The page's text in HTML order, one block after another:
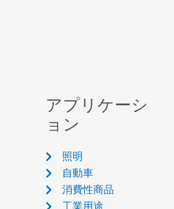
アプリケーシ
ョン
照明
自動車
消費性商品
工業用途